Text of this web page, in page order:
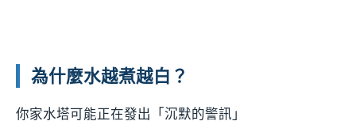
為什麼水越煮越白？
你家水塔可能正在發出「沉默的警訊」